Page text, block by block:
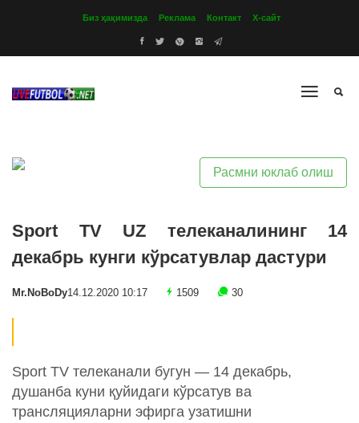
Биз ҳақимизда Реклама Контакт Х-сайт
Расмни юклаб олиш
Sport TV UZ телеканалининг 14
декабрь кунги кўрсатувлар дастури
Mr.NoBoDy14.12.2020 10:17 1509 30
Sport TV телеканали бугун — 14 декабрь,
душанба куни қуйидаги кўрсатув ва
трансляцияларни эфирга узатишни